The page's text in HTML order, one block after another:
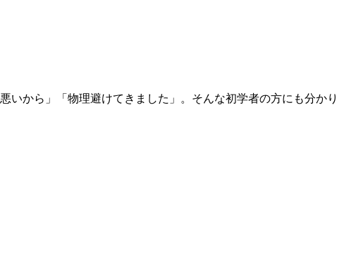
から」「物理避けてきました」。そんな初学者の方にも分かり